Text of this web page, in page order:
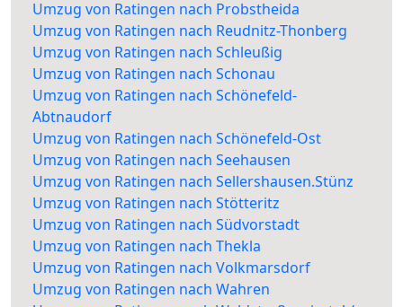
Umzug von Ratingen nach Probstheida
Umzug von Ratingen nach Reudnitz-Thonberg
Umzug von Ratingen nach Schleußig
Umzug von Ratingen nach Schonau
Umzug von Ratingen nach Schönefeld-
Abtnaudorf
Umzug von Ratingen nach Schönefeld-Ost
Umzug von Ratingen nach Seehausen
Umzug von Ratingen nach Sellershausen.Stünz
Umzug von Ratingen nach Stötteritz
Umzug von Ratingen nach Südvorstadt
Umzug von Ratingen nach Thekla
Umzug von Ratingen nach Volkmarsdorf
Umzug von Ratingen nach Wahren